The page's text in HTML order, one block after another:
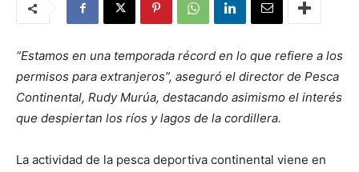
“Estamos en una temporada récord en lo que refiere a los
permisos para extranjeros”, aseguró el director de Pesca
Continental, Rudy Murúa, destacando asimismo el interés
que despiertan los ríos y lagos de la cordillera.
La actividad de la pesca deportiva continental viene en